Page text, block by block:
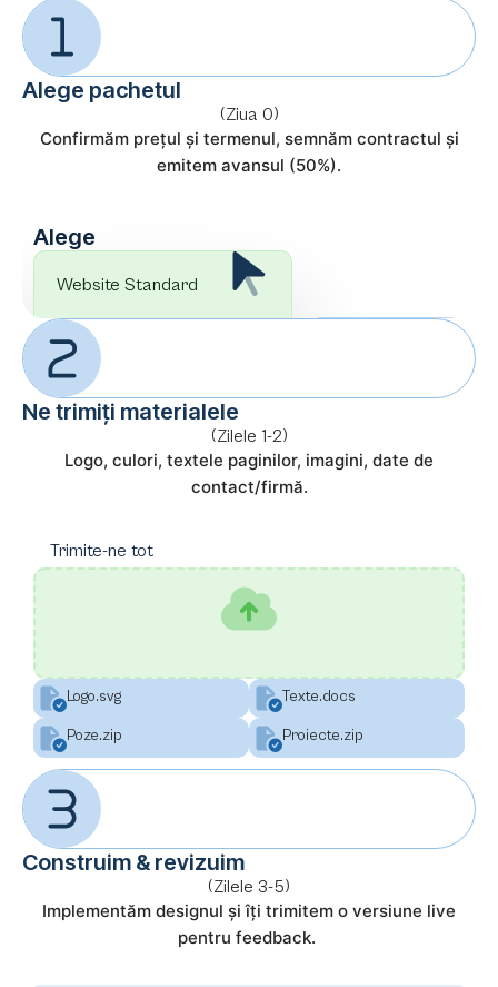
Alege pachetul
(Ziua 0)
Confirmăm prețul și termenul, semnăm contractul și
emitem avansul (50%).
Alege
Website Standard
Ne trimiți materialele
(Zilele 1-2)
Logo, culori, textele paginilor, imagini, date de
contact/firmă.
Trimite-ne tot
Logo.svg Texte.docs
Poze.zip Proiecte.zip
Construim & revizuim
(Zilele 3-5)
Implementăm designul și îți trimitem o versiune live
pentru feedback.